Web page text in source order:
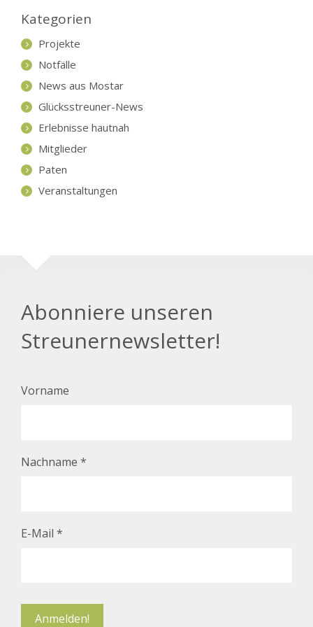
Kategorien
Projekte
Notfälle
News aus Mostar
Glücksstreuner-News
Erlebnisse hautnah
Mitglieder
Paten
Veranstaltungen
Abonniere unseren
Streunernewsletter!
Vorname
Nachname *
E-Mail *